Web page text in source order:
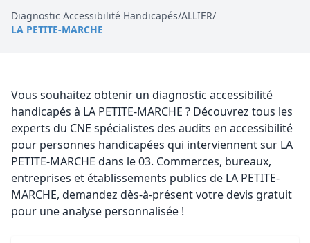
Diagnostic Accessibilité Handicapés/ALLIER/
LA PETITE-MARCHE
Vous souhaitez obtenir un diagnostic accessibilité
handicapés à LA PETITE-MARCHE ? Découvrez tous les
experts du CNE spécialistes des audits en accessibilité
pour personnes handicapées qui interviennent sur LA
PETITE-MARCHE dans le 03. Commerces, bureaux,
entreprises et établissements publics de LA PETITE-
MARCHE, demandez dès-à-présent votre devis gratuit
pour une analyse personnalisée !